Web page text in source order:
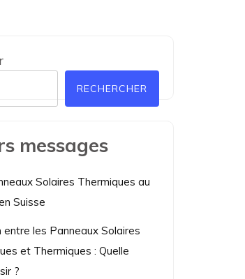
RECHERCHER
messages
Solaires Thermiques au
Suisse
entre les Panneaux Solaires
et Thermiques : Quelle
?